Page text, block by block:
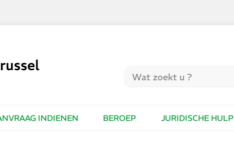
INDIENEN BEROEP JURIDISCHE HULP